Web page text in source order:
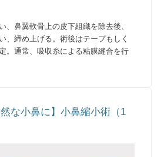
、鼻翼軟骨上の皮下組織を除去後、
、締め上げる。術後はテープもしく
。通常、吸収糸による粘膜縫合を行
然な小鼻に】小鼻縮小術（1